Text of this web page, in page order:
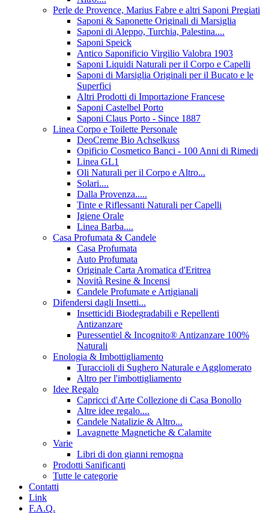
Perle de Provence, Marius Fabre e altri Saponi Pregiati
Saponi & Saponette Originali di Marsiglia
Saponi di Aleppo, Turchia, Palestina....
Saponi Speick
Antico Saponificio Virgilio Valobra 1903
Saponi Liquidi Naturali per il Corpo e Capelli
Saponi di Marsiglia Originali per il Bucato e le
Superfici
Altri Prodotti di Importazione Francese
Saponi Castelbel Porto
Saponi Claus Porto - Since 1887
Linea Corpo e Toilette Personale
DeoCreme Bio Achselkuss
Opificio Cosmetico Banci - 100 Anni di Rimedi
Linea GL1
Oli Naturali per il Corpo e Altro...
Solari....
Dalla Provenza.....
Tinte e Riflessanti Naturali per Capelli
Igiene Orale
Linea Barba....
Casa Profumata & Candele
Casa Profumata
Auto Profumata
Originale Carta Aromatica d'Eritrea
Novità Resine & Incensi
Candele Profumate e Artigianali
Difendersi dagli Insetti...
Insetticidi Biodegradabili e Repellenti
Antizanzare
Puressentiel & Incognito® Antizanzare 100%
Naturali
Enologia & Imbottigliamento
Turaccioli di Sughero Naturale e Agglomerato
Altro per l'imbottigliamento
Idee Regalo
Capricci d'Arte Collezione di Casa Bonollo
Altre idee regalo....
Candele Natalizie & Altro...
Lavagnette Magnetiche & Calamite
Varie
Libri di don gianni remogna
Prodotti Sanificanti
Tutte le categorie
Contatti
Link
F.A.Q.